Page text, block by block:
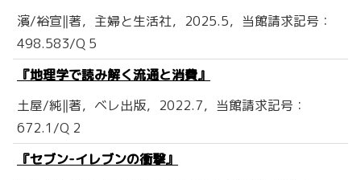
濱/裕宣‖著，主婦と生活社，2025.5，当館請求記号：
498.583/Q 5
『地理学で読み解く流通と消費』
土屋/純‖著，ベレ出版，2022.7，当館請求記号：
672.1/Q 2
『セブン-イレブンの衝撃』